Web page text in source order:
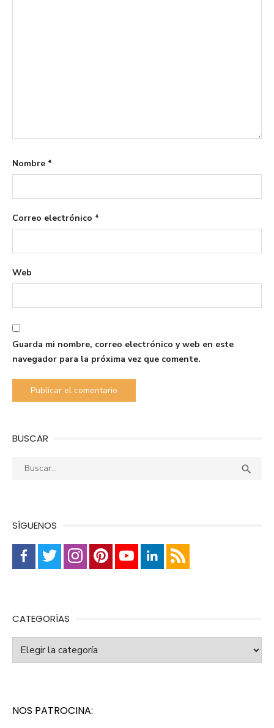
Nombre *
Correo electrónico *
Web
Guarda mi nombre, correo electrónico y web en este
navegador para la próxima vez que comente.
BUSCAR
Buscar: 
SÍGUENOS
CATEGORÍAS
Categorías
NOS PATROCINA: